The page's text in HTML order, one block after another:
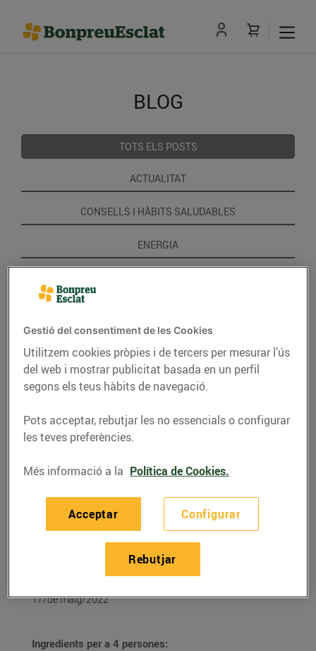
BLOG
TOTS ELS POSTS
ACTUALITAT
CONSELLS I HÀBITS SALUDABLES
ENERGIA
RECEPTES
Cuscús de bròcoli de
verdures
17/de maig/2022
Ingredients per a 4 persones:
Gestió del consentiment de les Cookies
Utilitzem cookies pròpies i de tercers per mesurar l’ús
del web i mostrar publicitat basada en un perfil
segons els teus hàbits de navegació.
Pots acceptar, rebutjar les no essencials o configurar
les teves preferències.
Més informació a la Política de Cookies.
Configurar
Rebutjar
Acceptar